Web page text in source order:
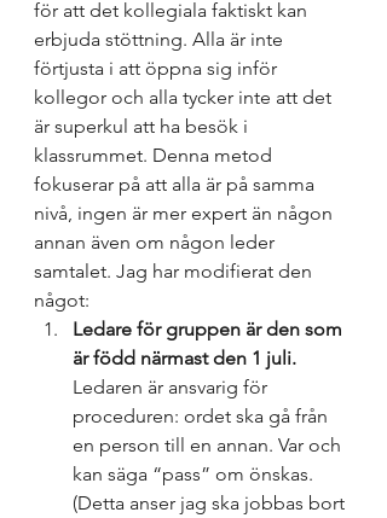
för att det kollegiala faktiskt kan
erbjuda stöttning. Alla är inte
förtjusta i att öppna sig inför
kollegor och alla tycker inte att det
är superkul att ha besök i
klassrummet. Denna metod
fokuserar på att alla är på samma
nivå, ingen är mer expert än någon
annan även om någon leder
samtalet. Jag har modifierat den
något:
Ledare för gruppen är den som
är född närmast den 1 juli.
Ledaren är ansvarig för
proceduren: ordet ska gå från
en person till en annan. Var och
kan säga “pass” om önskas.
(Detta anser jag ska jobbas bort